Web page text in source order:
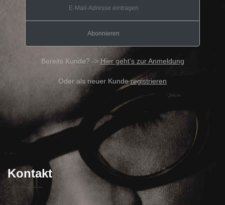
Bereits Kunde? ->Hier geht's zur Anmeldung
Oder als neuer Kunderegistrieren
Kontakt